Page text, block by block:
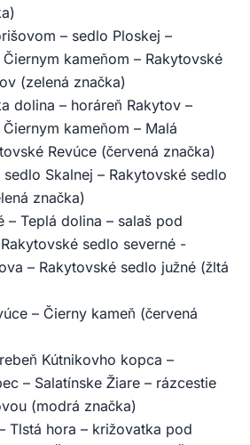
– sedlo Ploskej –
kameňom – Rakytovské
(zelená značka)
dolina – horáreň Rakytov –
kameňom – Malá
Revúce (červená značka)
Skalnej – Rakytovské sedlo
značka)
– Teplá dolina – salaš pod
sedlo severné -
– Rakytovské sedlo južné (žltá
– Čierny kameň (červená
Kútnikovho kopca –
– Salatínske Žiare – rázcestie
(modrá značka)
Tlstá hora – križovatka pod